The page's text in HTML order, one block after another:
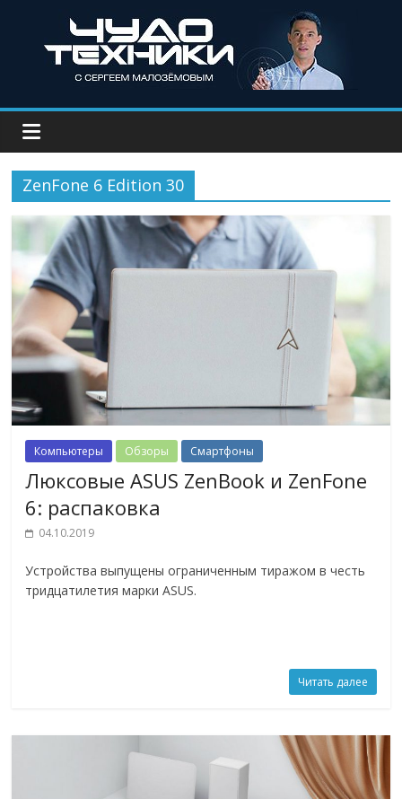
ZenFone 6 Edition 30
Компьютеры Обзоры Смартфоны
Люксовые ASUS ZenBook и ZenFone
6: распаковка
04.10.2019
Устройства выпущены ограниченным тиражом в честь
тридцатилетия марки ASUS.
Читать далее